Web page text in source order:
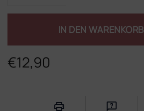
€12,90
IN DEN WARENKORB